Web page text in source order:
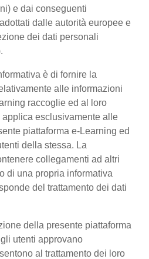
e dai conseguenti
dalle autorità europee e
dei dati personali
è di fornire la
alle informazioni
raccoglie ed al loro
applica esclusivamente alle
piattaforma e-Learning ed
della stessa. La
collegamenti ad altri
di una propria informativa
del trattamento dei dati
della presente piattaforma
utenti approvano
al trattamento dei loro